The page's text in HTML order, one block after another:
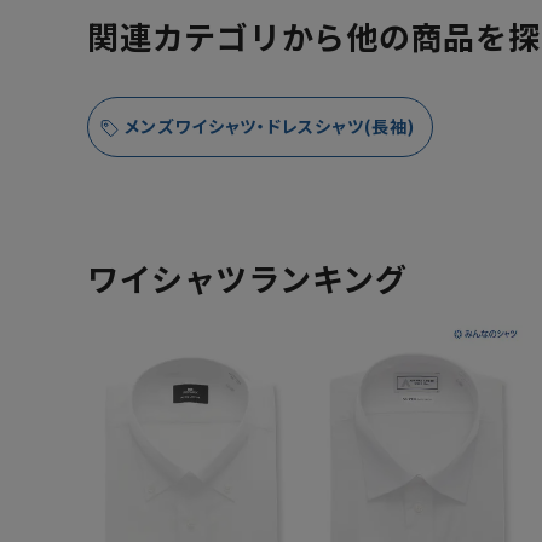
関連カテゴリから他の商品を
メンズワイシャツ・ドレスシャツ(長袖)
ワイシャツランキング